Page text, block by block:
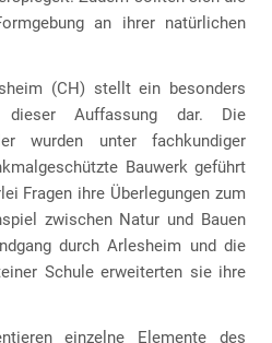
an ihrer natürlichen
(CH) stellt ein besonders
dieser Auffassung dar. Die
wurden unter fachkundiger
Bauwerk geführt
Fragen ihre Überlegungen zum
zwischen Natur und Bauen
durch Arlesheim und die
Schule erweiterten sie ihre
einzelne Elemente des